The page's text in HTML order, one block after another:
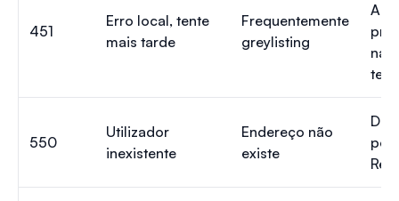
451
Erro local, tente
mais tarde
Frequentemente
greylisting
A
na
550
Utilizador
inexistente
Endereço não
existe